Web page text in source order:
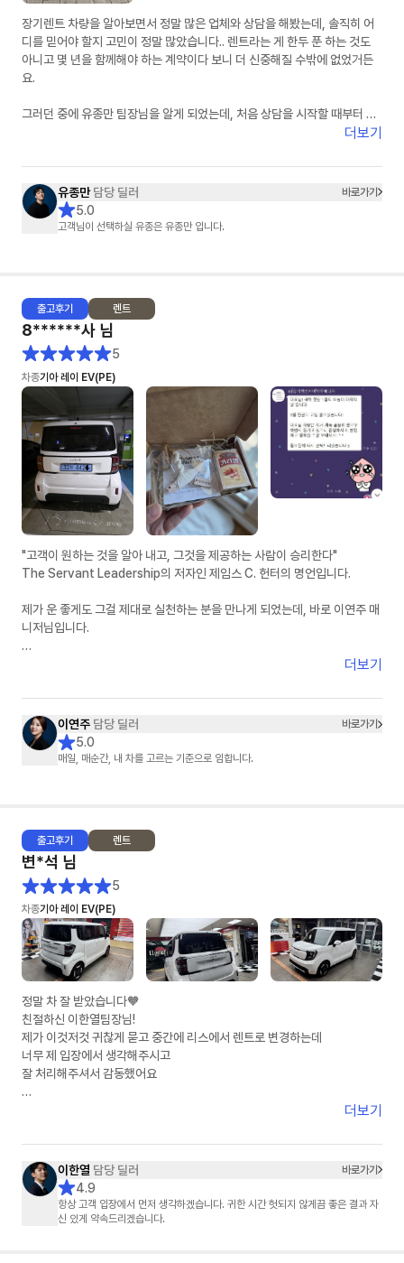
장기렌트 차량을 알아보면서 정말 많은 업체와 상담을 해봤는데, 솔직히 어
디를 믿어야 할지 고민이 정말 많았습니다.. 렌트라는 게 한두 푼 하는 것도
아니고 몇 년을 함께해야 하는 계약이다 보니 더 신중해질 수밖에 없었거든
요.
그러던 중에 유종만 팀장님을 알게 되었는데, 처음 상담을 시작할 때부터 느
낌이 정말 달랐습니다. 무엇보다 피드백이 정말 빠르셨습니다. 궁금한 게 있
건이나 견적 관련해서도 하나하나 자세하게 설명해주셔서 믿음이 갔습니다.
특히 좋았던 점은 거짓 없이 솔직한 견적을 주신다는 점이었습니다. 다른 곳
에서는 무조건 싸다고만 하거나 나중에 추가 조건이 붙는 경우도 많았는데,
또 한 가지 정말 만족스러웠던 부분은 꼼꼼한 사후관리입니다. 사실 계약하
고 나면 연락이 잘 안 되는 경우도 많다고 들었는데, 차량 출고 과정에서도 계
속 진행 상황을 알려주시고, 출고 이후에도 필요한 부분이 있는지 먼저 챙겨
일을 하시는 분이구나”라는 생각이 들었습니다.
제 주변에 차량 알아보시는 분들께 자신 있게 추천드리겠습니다.
빠른 피드백, 정직한 견적, 그리고 꼼꼼한 사후관리까지 정말 믿고 맡길 수
있는 분이라고 생각합니다.
좋은 차량 진행 도와주셔서 진심으로 감사드립니다. 앞으로도 잘 부탁드립니
다
더보기
유종만 담당 딜러 바로가기
5.0
고객님이 선택하실 유종은 유종만 입니다.
출고후기 렌트
8******사 님
5
차종기아 레이 EV(PE)
"고객이 원하는 것을 알아 내고, 그것을 제공하는 사람이 승리한다"
The Servant Leadership의 저자인 제임스 C. 헌터의 명언입니다.
제가 운 좋게도 그걸 제대로 실천하는 분을 만나게 되었는데, 바로 이연주 매
니저님입니다.
인터넷에서 차량 견적 한 번만 받아 봐도 여기 저기서 연락이 오지요. 모두 달
KB캐피탈 사이트에서 견적 받아 보면서 받은 이연주 매니저님의 연락은, 달
콤한 말이 아니었습니다.
진심의 말이었습니다.
차량 소식이 없는 날에도, 단 하루도 빠짐 없이 물어 오는 안부 인사와 지연에
대한 안타까움의 표현은, 그 동안 어떤 분야의 영업사원에게도 느껴 보지 못
한 진한 감동이었습니다.
차량이 인도되는 날에 맞춰 보내 주신, 멋진 선물과 감동의 손 카드,,,
자기 개인 돈 써 가면서 사후 감동까지 선사해 주신 그 정성은 절대 흔하지 않
습니다.
습니다.
훗날 이연주 매니저님이 어떤 기업의 경영자가 되어 크고 좋은 회사를 운영
하는 것을 상상해 보는 것도 절대 무리가 아닐 것입니다.
아는 지인들에게 소문내기 시작했습니다.
"장기 렌트카 생각있어? 엉뚱한데서 지원 받지 말고, 무조건 이연주 매니저
더보기
이연주 담당 딜러 바로가기
5.0
매일, 매순간, 내 차를 고르는 기준으로 임합니다.
출고후기 렌트
변*석 님
5
차종기아 레이 EV(PE)
정말 차 잘 받았습니다🧡
친절하신 이한열팀장님!
제가 이것저것 귀찮게 묻고 중간에 리스에서 렌트로 변경하는데
너무 제 입장에서 생각해주시고
잘 처리해주셔서 감동했어요
주변에 소개할께요
감사합니당😍😍😍
더보기
이한열 담당 딜러 바로가기
4.9
항상 고객 입장에서 먼저 생각하겠습니다. 귀한 시간 헛되지 않게끔 좋은 결과 자
신 있게 약속드리겠습니다.